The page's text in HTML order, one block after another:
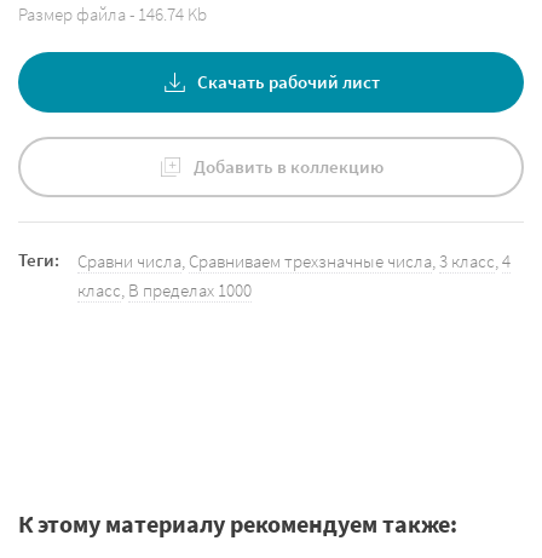
Размер файла - 146.74 Kb
Скачать рабочий лист
Добавить в коллекцию
Теги: Сравни числа Сравниваем трехзначные числа 3 класс 4
класс В пределах 1000
К этому материалу рекомендуем также: